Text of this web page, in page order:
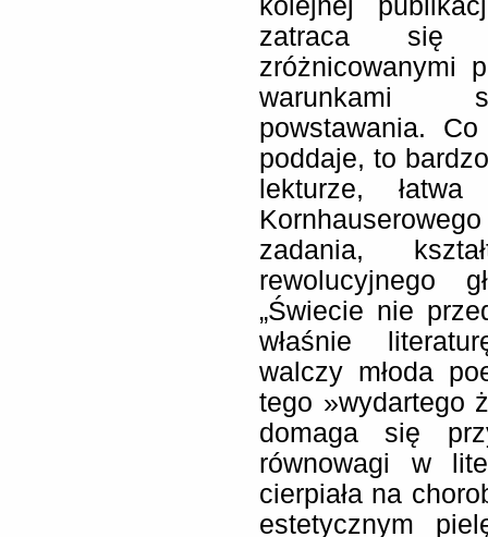
kolejnej
zatraca się
zróżnicowanymi
warunkami
powstawania.
poddaje, to
lekturze,
zadania,
rewolucyjnego
„Świecie nie
właśnie
walczy młoda
tego »wydartego
domaga się
równowagi w
cierpiała na
estetycznym